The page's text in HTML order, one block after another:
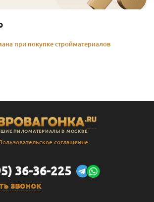
при покупке стройматериалов
ПИЛОМАТЕРИАЛЫ В МОСКВЕ
соглашение
36-36-225
звонок